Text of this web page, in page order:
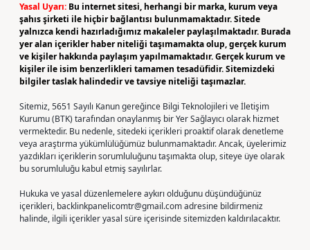
Yasal Uyarı: Bu internet sitesi, herhangi bir marka, kurum veya
şahıs şirketi ile hiçbir bağlantısı bulunmamaktadır. Sitede
yalnızca kendi hazırladığımız makaleler paylaşılmaktadır. Burada
yer alan içerikler haber niteliği taşımamakta olup, gerçek kurum
ve kişiler hakkında paylaşım yapılmamaktadır. Gerçek kurum ve
kişiler ile isim benzerlikleri tamamen tesadüfidir. Sitemizdeki
bilgiler taslak halindedir ve tavsiye niteliği taşımazlar.
Sitemiz, 5651 Sayılı Kanun gereğince Bilgi Teknolojileri ve İletişim
Kurumu (BTK) tarafından onaylanmış bir Yer Sağlayıcı olarak hizmet
vermektedir. Bu nedenle, sitedeki içerikleri proaktif olarak denetleme
veya araştırma yükümlülüğümüz bulunmamaktadır. Ancak, üyelerimiz
yazdıkları içeriklerin sorumluluğunu taşımakta olup, siteye üye olarak
bu sorumluluğu kabul etmiş sayılırlar.
Hukuka ve yasal düzenlemelere aykırı olduğunu düşündüğünüz
içerikleri, backlinkpanelicomtr@gmail.comadresine bildirmeniz
halinde, ilgili içerikler yasal süre içerisinde sitemizden kaldırılacaktır.